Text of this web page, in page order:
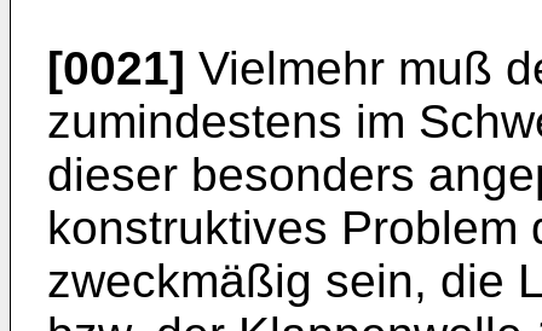
[0021] Vielmehr muß
zumindestens im
dieser besonders
konstruktives Problem
zweckmäßig sein, die